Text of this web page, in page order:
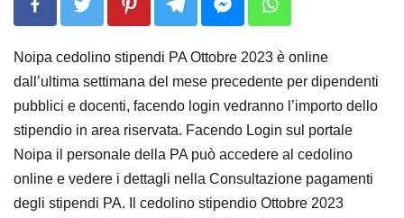
Noipa cedolino stipendi PA Ottobre 2023 è online
dall’ultima settimana del mese precedente per dipendenti
pubblici e docenti, facendo login vedranno l’importo dello
stipendio in area riservata. Facendo Login sul portale
Noipa il personale della PA può accedere al cedolino
online e vedere i dettagli nella Consultazione pagamenti
degli stipendi PA. Il cedolino stipendio Ottobre 2023